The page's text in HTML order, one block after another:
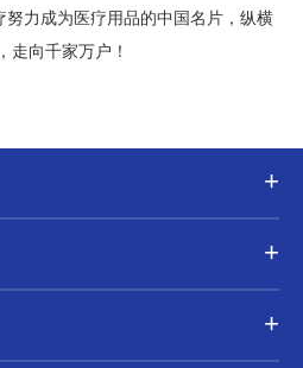
努力成为医疗用品的中国名片，纵横
走向千家万户！